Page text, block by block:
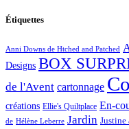
Étiquettes
Anni Downs de Htched and Patched
Designs BOX
de l'Avent cartonnage
créations Ellie's Quiltplace En-
de Hélène Leberre Jardin Justine